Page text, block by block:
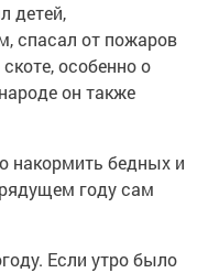
детей,
спасал от пожаров
особенно о
он также
накормить бедных и
году сам
Если утро было